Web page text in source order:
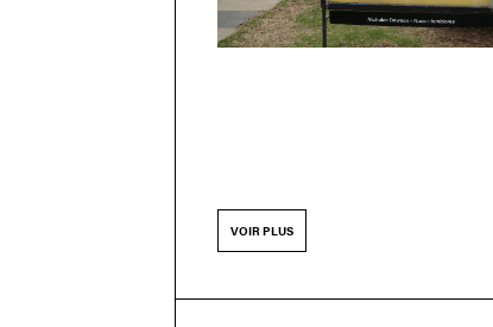
VOIR PLUS